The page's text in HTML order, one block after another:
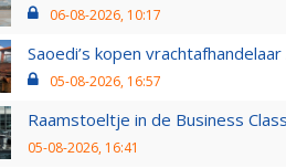
06-08-2026, 10:17
Saoedi’s kopen
05-08-2026, 16:57
Raamstoeltje in de Business
05-08-2026, 16:41